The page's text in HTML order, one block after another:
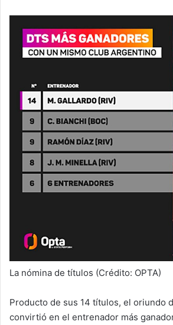
La nómina de títulos (Crédito: OPTA)
Producto de sus 14 títulos, el oriundo
convirtió en el entrenador más